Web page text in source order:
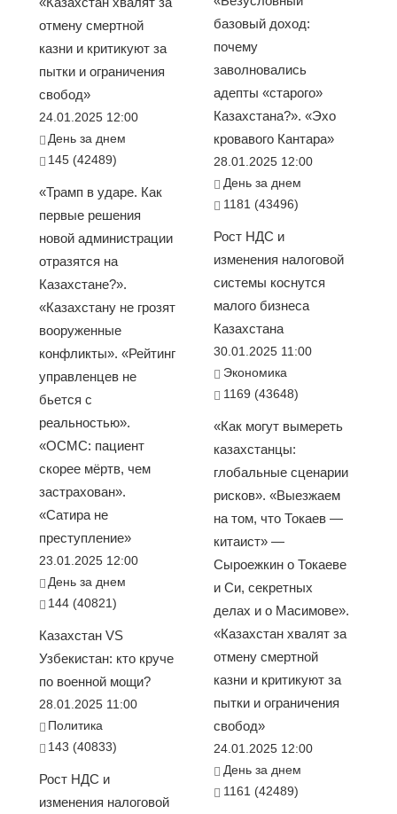
отмену смертной
казни и критикуют за
пытки и ограничения
свобод»
24.01.2025 12:00
День за днем
145 (42489)
«Трамп в ударе. Как
первые решения
новой администрации
отразятся на
Казахстане?».
«Казахстану не грозят
вооруженные
конфликты». «Рейтинг
управленцев не
бьется с
реальностью».
«ОСМС: пациент
скорее мёртв, чем
застрахован».
«Сатира не
преступление»
23.01.2025 12:00
День за днем
144 (40821)
Казахстан VS
Узбекистан: кто круче
по военной мощи?
28.01.2025 11:00
Политика
143 (40833)
Рост НДС и
изменения налоговой
базовый доход:
почему
заволновались
адепты «старого»
Казахстана?». «Эхо
кровавого Кантара»
28.01.2025 12:00
День за днем
1181 (43496)
Рост НДС и
изменения налоговой
системы коснутся
малого бизнеса
Казахстана
30.01.2025 11:00
Экономика
1169 (43648)
«Как могут вымереть
казахстанцы:
глобальные сценарии
рисков». «Выезжаем
на том, что Токаев —
китаист» —
Сыроежкин о Токаеве
и Си, секретных
делах и о Масимове».
«Казахстан хвалят за
отмену смертной
казни и критикуют за
пытки и ограничения
свобод»
24.01.2025 12:00
День за днем
1161 (42489)